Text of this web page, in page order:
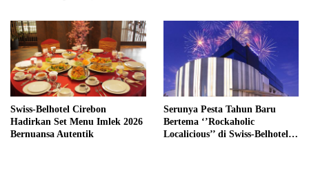
Swiss-Belhotel Cirebon
Hadirkan Set Menu Imlek 2026
Bernuansa Autentik
Serunya Pesta Tahun Baru
Bertema ‘’Rockaholic
Localicious’’ di Swiss-Belhotel